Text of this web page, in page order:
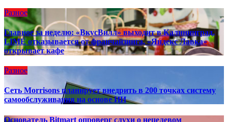
Разное
Главное за неделю: «ВкусВилл» выходит в Калининград,
LIMÉ отказывается от франчайзинга, «Яндекс Лавка»
открывает кафе
Разное
Сеть Morrisons планирует внедрить в 200 точках систему
самообслуживания на основе ИИ
Основатель Bitmart опроверг слухи о нецелевом